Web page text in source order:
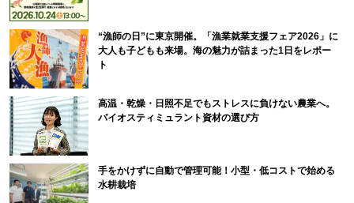
“漁師の日”に東京開催。「漁業就業支援フェア2026」に
大人も子どもも来場。海の魅力が詰まった1日をレポー
ト
高温・乾燥・日照不足でもストレスに負けない農業へ。
バイオスティミュラント資材の選び方
手をかけずに自動で管理可能！小型・低コストで始める
水耕栽培